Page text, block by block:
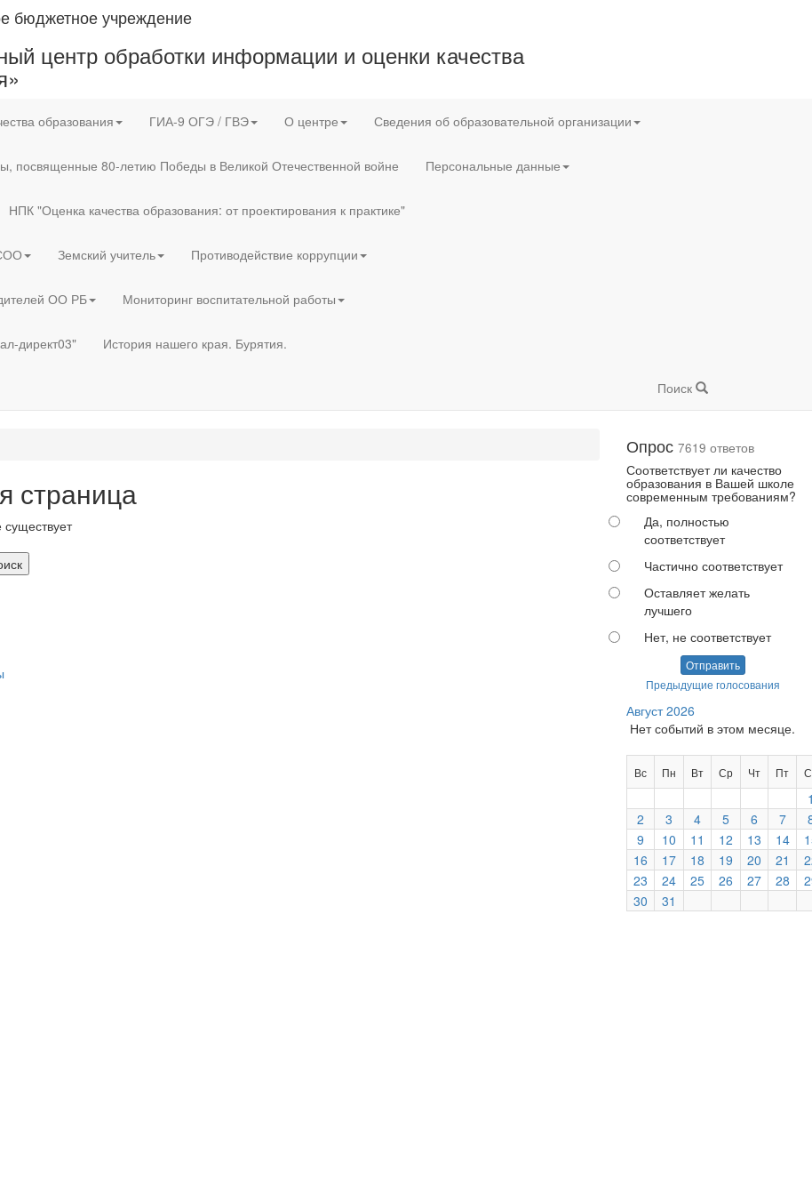
бюджетное учреждение
центр обработки информации и оценки качества
образования ГИА-9 ОГЭ / ГВЭ О центре Сведения об образовательной организации
посвященные 80-летию Победы в Великой Отечественной войне Персональные данные
НПК "Оценка качества образования: от проектирования к практике"
Земский учитель Противодействие коррупции
ОО РБ Мониторинг воспитательной работы
директ03" История нашего края. Бурятия.
Поиск
страница
Опрос 7619 ответов
Соответствует ли качество
образования в Вашей школе
современным требованиям?
Да, полностью
соответствует
Частично соответствует
Оставляет желать
лучшего
Нет, не соответствует
Отправить
Предыдущие голосования
Август 2026
Нет событий в этом месяце.
Вс Пн Вт Ср Чт Пт
2
3 4 5 6 7
9
10 11 12 13 14
16
17 18 19 20 21
23
24 25 26 27 28
30
31